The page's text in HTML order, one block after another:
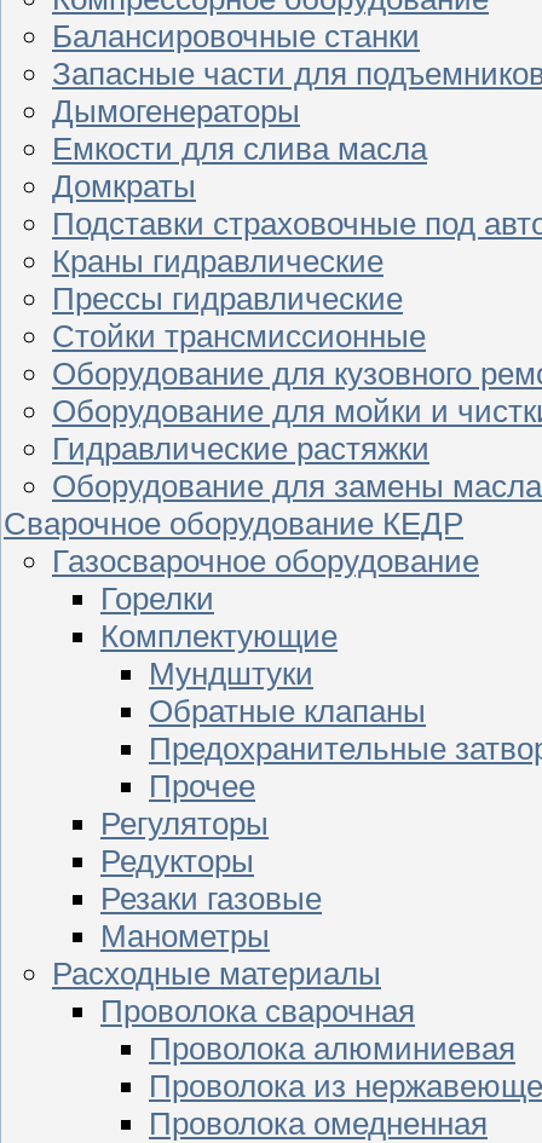
Балансировочные станки
Запасные части для
Дымогенераторы
Емкости для слива масла
Домкраты
Подставки страховочные под
Краны гидравлические
Прессы гидравлические
Стойки трансмиссионные
Оборудование для кузовного
Оборудование для мойки и
Гидравлические растяжки
Оборудование для замены масла
Сварочное оборудование КЕДР
Газосварочное оборудование
Горелки
Комплектующие
Мундштуки
Обратные клапаны
Предохранительные
Прочее
Регуляторы
Редукторы
Резаки газовые
Манометры
Расходные материалы
Проволока сварочная
Проволока алюминиевая
Проволока из
Проволока омедненная